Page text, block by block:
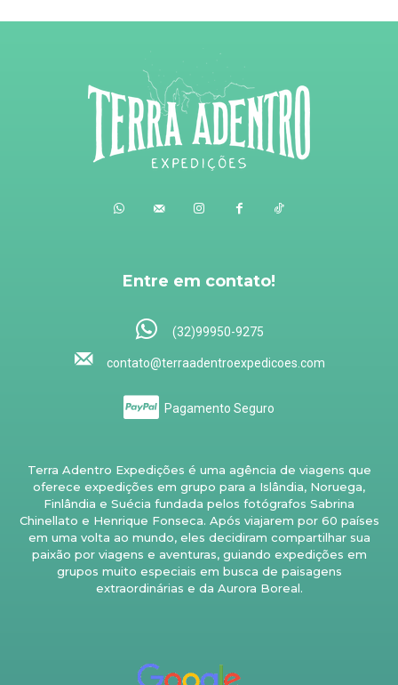
Entre em contato!
(32)99950-9275
contato@terraadentroexpedicoes.com
Pagamento Seguro
Terra Adentro Expedições é uma agência de viagens que
oferece expedições em grupo para a Islândia, Noruega,
Finlândia e Suécia fundada pelos fotógrafos Sabrina
Chinellato e Henrique Fonseca. Após viajarem por 60 países
em uma volta ao mundo, eles decidiram compartilhar sua
paixão por viagens e aventuras, guiando expedições em
grupos muito especiais em busca de paisagens
extraordinárias e da Aurora Boreal.